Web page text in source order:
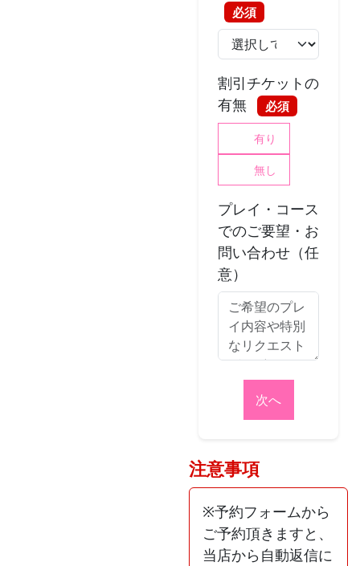
必須
割引チケットの
有無
必須
有り
無し
プレイ・コース
でのご要望・お
問い合わせ（任
意）
次へ
注意事項
※予約フォームから
ご予約頂きますと、
当店から自動返信に